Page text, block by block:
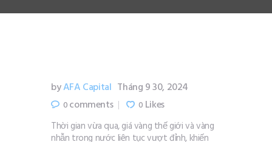
byAFA Capital Tháng 9 30, 2024
0comments 0 Likes
Thời gian vừa qua, giá vàng thế giới và vàng
nhẫn trong nước liên tục vượt đỉnh, khiến